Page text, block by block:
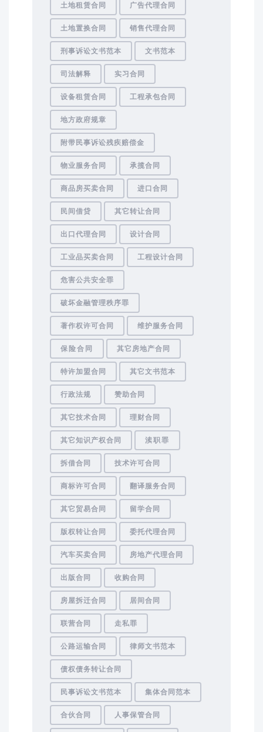
土地租赁合同 广告代理合同
土地置换合同 销售代理合同
刑事诉讼文书范本 文书范本
司法解释 实习合同
设备租赁合同 工程承包合同
地方政府规章
附带民事诉讼残疾赔偿金
物业服务合同 承揽合同
商品房买卖合同 进口合同
民间借贷 其它转让合同
出口代理合同 设计合同
工业品买卖合同 工程设计合同
危害公共安全罪
破坏金融管理秩序罪
著作权许可合同 维护服务合同
保险合同 其它房地产合同
特许加盟合同 其它文书范本
行政法规 赞助合同
其它技术合同 理财合同
其它知识产权合同 渎职罪
拆借合同 技术许可合同
商标许可合同 翻译服务合同
其它贸易合同 留学合同
版权转让合同 委托代理合同
汽车买卖合同 房地产代理合同
出版合同 收购合同
房屋拆迁合同 居间合同
联营合同 走私罪
公路运输合同 律师文书范本
债权债务转让合同
民事诉讼文书范本 集体合同范本
合伙合同 人事保管合同